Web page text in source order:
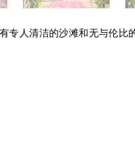
人清洁的沙滩和无与伦